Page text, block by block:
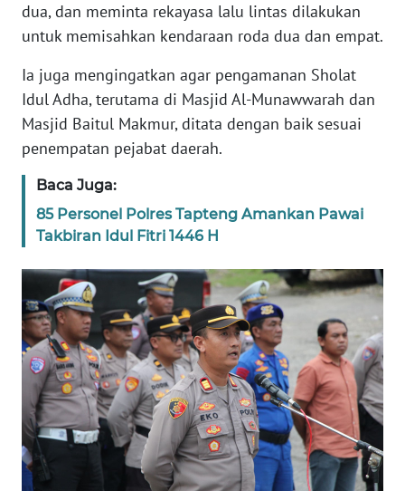
dua, dan meminta rekayasa lalu lintas dilakukan
untuk memisahkan kendaraan roda dua dan empat.
Ia juga mengingatkan agar pengamanan Sholat
Idul Adha, terutama di Masjid Al-Munawwarah dan
Masjid Baitul Makmur, ditata dengan baik sesuai
penempatan pejabat daerah.
Baca Juga:
85 Personel Polres Tapteng Amankan Pawai
Takbiran Idul Fitri 1446 H
WN
NTT
WN
KEPRI
WN
WN
PAPUA
WN
RIAU
WN
SERAMBI
WN
JAMBI